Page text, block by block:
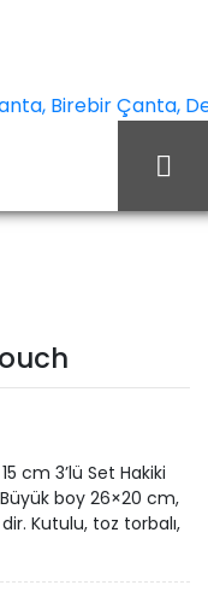
Vuitton Cüzdan
cm 3’lü Set Hakiki
boy 26×20 cm,
Kutulu, toz torbalı,